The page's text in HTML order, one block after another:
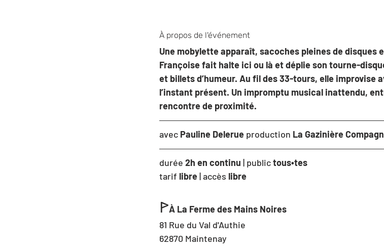
À propos de l'événement
Une mobylette apparaît, sacoches pleines de disques
Françoise fait halte ici ou là et déplie son tourne-
et billets d’humeur. Au fil des 33-tours, elle improvise
l’instant présent. Un impromptu musical inattendu,
rencontre de proximité.
avec Pauline Delerue production La Gazinière
durée 2h en continu | public tous•tes
tarif libre | accès libre
ꚰÀ La Ferme des Mains Noires
81 Rue du Val d'Authie
62870 Maintenay